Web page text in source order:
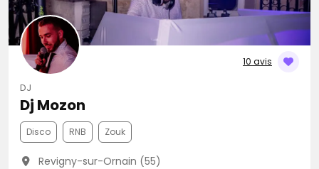
10 avis
DJ
Dj Mozon
Disco RNB Zouk
Revigny-sur-Ornain (55)